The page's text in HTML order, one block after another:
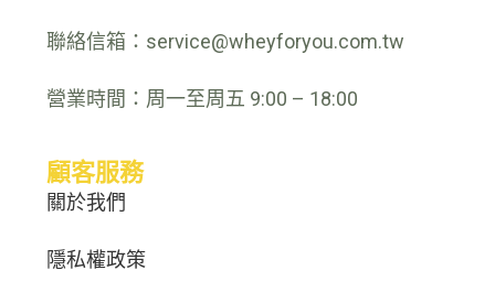
聯絡信箱：service@wheyforyou.com.tw
營業時間：周一至周五 9:00 – 18:00
顧客服務
關於我們
隱私權政策